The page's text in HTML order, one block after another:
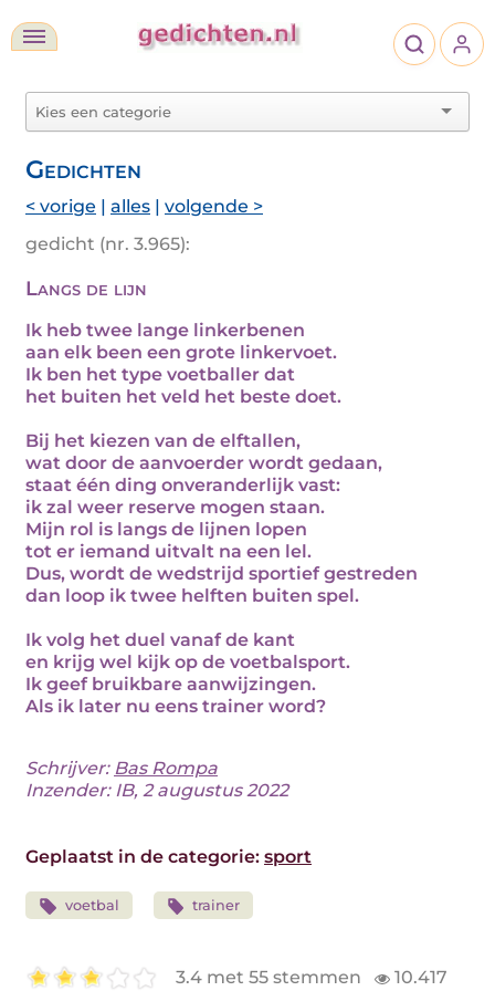
Gedichten
< vorige | alles | volgende >
gedicht (nr. 3.965):
Langs de lijn
Ik heb twee lange linkerbenen
aan elk been een grote linkervoet.
Ik ben het type voetballer dat
het buiten het veld het beste doet.
Bij het kiezen van de elftallen,
wat door de aanvoerder wordt gedaan,
staat één ding onveranderlijk vast:
ik zal weer reserve mogen staan.
Mijn rol is langs de lijnen lopen
tot er iemand uitvalt na een lel.
Dus, wordt de wedstrijd sportief gestreden
dan loop ik twee helften buiten spel.
Ik volg het duel vanaf de kant
en krijg wel kijk op de voetbalsport.
Ik geef bruikbare aanwijzingen.
Als ik later nu eens trainer word?
Schrijver: Bas Rompa
Inzender: IB, 2 augustus 2022
Geplaatst in de categorie: sport
voetbal trainer
3.4 met 55 stemmen 10.417